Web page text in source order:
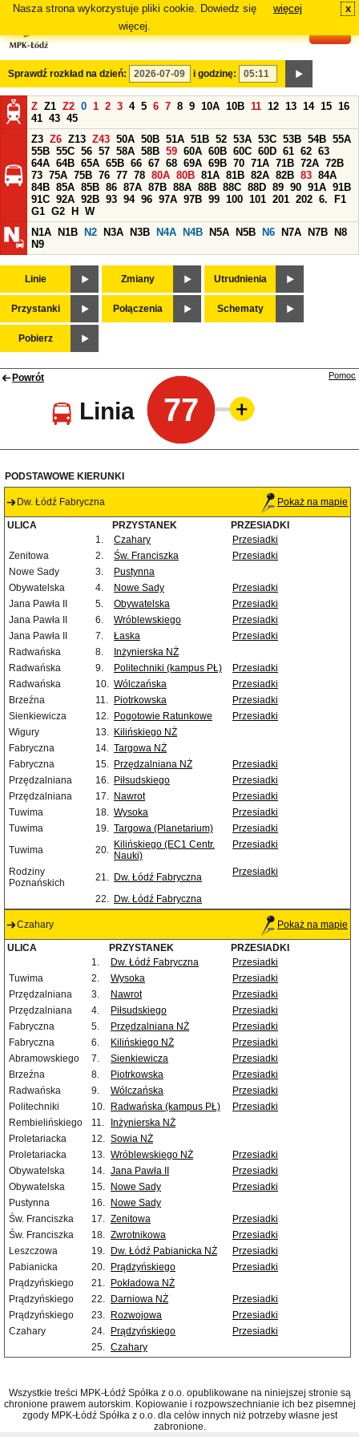
Nasza strona wykorzystuje pliki cookie. Dowiedz się
więcej.
więcej x
Sprawdź rozkład na dzień: i godzinę:
Z Z1 Z2 0 1 2 3 4 5 6 7 8 9 10A 10B 11 12 13 14 15 16
41 43 45
Z3 Z6 Z13 Z43 50A 50B 51A 51B 52 53A 53C 53B 54B 55A
55B 55C 56 57 58A 58B 59 60A 60B 60C 60D 61 62 63
64A 64B 65A 65B 66 67 68 69A 69B 70 71A 71B 72A 72B
73 75A 75B 76 77 78 80A 80B 81A 81B 82A 82B 83 84A
84B 85A 85B 86 87A 87B 88A 88B 88C 88D 89 90 91A 91B
91C 92A 92B 93 94 96 97A 97B 99 100 101 201 202 6.
F1
G1 G2 H
W
N1A
N1B N2 N3A N3B N4A N4B N5A N5B N6 N7A N7B
N8
N9
Linie Zmiany Utrudnienia
Przystanki Połączenia Schematy
Pobierz
Powrót
Linia 77
Pomoc
PODSTAWOWE KIERUNKI
Dw. Łódź Fabryczna Pokaż na mapie
ULICA PRZYSTANEK
PRZESIADKI
1.
Czahary
Przesiadki
Zenitowa
2. Św. Franciszka
Przesiadki
Nowe Sady
3.
Pustynna
Obywatelska
4. Nowe Sady
Przesiadki
Jana Pawła II
5. Obywatelska
Przesiadki
Jana Pawła II
6. Wróblewskiego
Przesiadki
Jana Pawła II
7. Łaska
Przesiadki
Radwańska
8.
Inżynierska NŻ
Radwańska
9. Politechniki (kampus PŁ)
Przesiadki
Radwańska
10. Wólczańska
Przesiadki
Brzeźna
11. Piotrkowska
Przesiadki
Sienkiewicza
12. Pogotowie Ratunkowe
Przesiadki
Wigury
13. Kilińskiego NŻ
Fabryczna
14. Targowa NŻ
Fabryczna
15. Przędzalniana NŻ
Przesiadki
Przędzalniana
16. Piłsudskiego
Przesiadki
Przędzalniana
17. Nawrot
Przesiadki
Tuwima
18. Wysoka
Przesiadki
Tuwima
19. Targowa (Planetarium)
Przesiadki
Tuwima
20. Kilińskiego (EC1 Centr.
Nauki)
Przesiadki
Rodziny
Poznańskich
21. Dw. Łódź Fabryczna Przesiadki
22. Dw. Łódź Fabryczna
Czahary Pokaż na mapie
ULICA PRZYSTANEK
PRZESIADKI
1.
Dw. Łódź Fabryczna
Przesiadki
Tuwima
2. Wysoka
Przesiadki
Przędzalniana
3. Nawrot
Przesiadki
Przędzalniana
4. Piłsudskiego
Przesiadki
Fabryczna
5. Przędzalniana NŻ
Przesiadki
Fabryczna
6. Kilińskiego NŻ
Przesiadki
Abramowskiego
7. Sienkiewicza
Przesiadki
Brzeźna
8. Piotrkowska
Przesiadki
Radwańska
9. Wólczańska
Przesiadki
Politechniki
10. Radwańska (kampus PŁ)
Przesiadki
Rembielińskiego
11.
Inżynierska NŻ
Proletariacka
12. Sowia NŻ
Proletariacka
13. Wróblewskiego NŻ
Przesiadki
Obywatelska
14. Jana Pawła II
Przesiadki
Obywatelska
15. Nowe Sady
Przesiadki
Pustynna
16.
Nowe Sady
Św. Franciszka
17. Zenitowa
Przesiadki
Św. Franciszka
18. Zwrotnikowa
Przesiadki
Leszczowa
19. Dw. Łódź Pabianicka NŻ
Przesiadki
Pabianicka
20. Prądzyńskiego
Przesiadki
Prądzyńskiego
21.
Pokładowa NŻ
Prądzyńskiego
22. Darniowa NŻ
Przesiadki
Prądzyńskiego
23. Rozwojowa
Przesiadki
Czahary
24. Prądzyńskiego
Przesiadki
25. Czahary
Wszystkie treści MPK-Łódź Spółka z o.o. opublikowane na niniejszej stronie są
chronione prawem autorskim. Kopiowanie i rozpowszechnianie ich bez pisemnej
zgody MPK-Łódź Spółka z o.o. dla celów innych niż potrzeby własne jest
zabronione.